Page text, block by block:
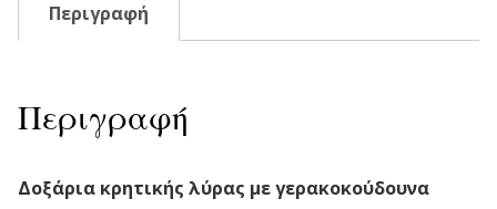
Περιγραφή
Περιγραφή
Δοξάρια κρητικής λύρας με γερακοκούδουνα